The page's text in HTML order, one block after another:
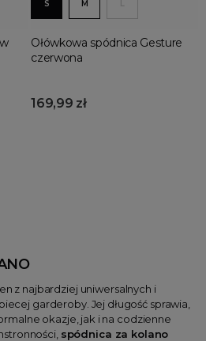
S M
Ołówkowa spódnica Gesture
czerwona
169,99 zł
z najbardziej uniwersalnych i
garderoby. Jej długość sprawia,
okazje, jak i na codzienne
spódnica za kolano